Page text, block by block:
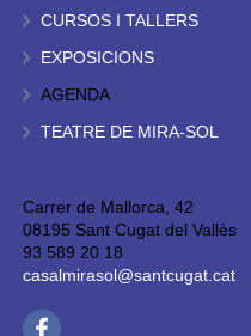
CURSOS I TALLERS
EXPOSICIONS
AGENDA
TEATRE DE MIRA-SOL
Carrer de Mallorca, 42
08195 Sant Cugat del Vallès
93 589 20 18
casalmirasol@santcugat.cat